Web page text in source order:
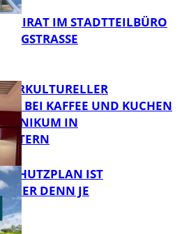
IM STADTTEILBÜRO
BEI KAFFEE UND KUCHEN
IN
IST
DENN JE